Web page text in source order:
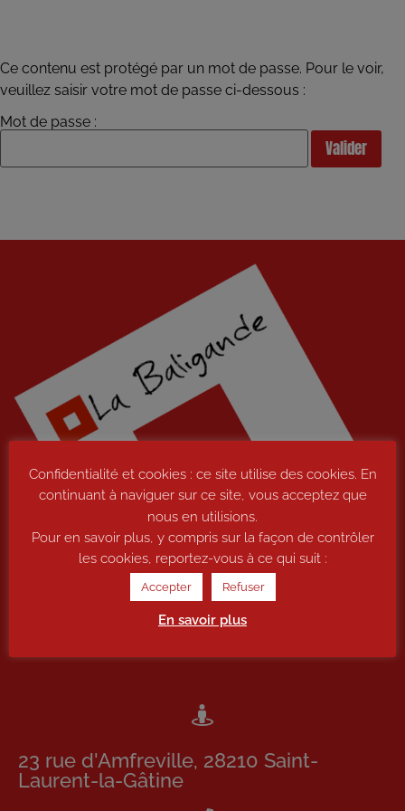
Ce contenu est protégé par un mot de passe. Pour le voir,
veuillez saisir votre mot de passe ci-dessous :
Mot de passe :
23 rue d'Amfreville, 28210 Saint-
Laurent-la-Gâtine
Confidentialité et cookies : ce site utilise des cookies. En
continuant à naviguer sur ce site, vous acceptez que
nous en utilisions.
Pour en savoir plus, y compris sur la façon de contrôler
les cookies, reportez-vous à ce qui suit :
Accepter Refuser
En savoir plus